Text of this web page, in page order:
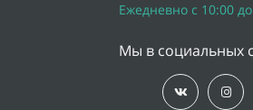
Ежедневно с 10:00
Мы в социальных